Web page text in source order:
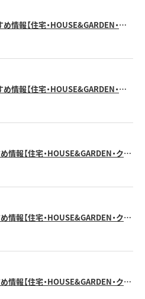
８月のおすすめ情報【住宅・HOUSE&GARDEN・クロワッサンの店】
７月のおすすめ情報【住宅・HOUSE&GARDEN・クロワッサンの店】
6月のおすすめ情報【住宅・HOUSE&GARDEN・クロワッサンの店】
5月のおすすめ情報【住宅・HOUSE&GARDEN・クロワッサンの店】
4月のおすすめ情報【住宅・HOUSE&GARDEN・クロワッサンの店】